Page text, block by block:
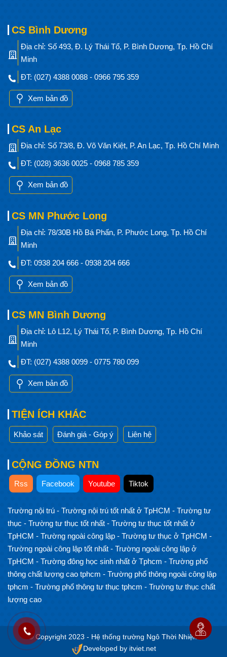
CS Bình Dương
Địa chỉ: Số 493, Đ. Lý Thái Tổ, P. Bình Dương, Tp. Hồ Chí
Minh
ĐT: (027) 4388 0088 - 0966 795 359
Xem bản đồ
CS An Lạc
Địa chỉ: Số 73/8, Đ. Võ Văn Kiệt, P. An Lạc, Tp. Hồ Chí Minh
ĐT: (028) 3636 0025 - 0968 785 359
Xem bản đồ
CS MN Phước Long
Địa chỉ: 78/30B Hồ Bá Phấn, P. Phước Long, Tp. Hồ Chí
Minh
ĐT: 0938 204 666 - 0938 204 666
Xem bản đồ
CS MN Bình Dương
Địa chỉ: Lô L12, Lý Thái Tổ, P. Bình Dương, Tp. Hồ Chí
Minh
ĐT: (027) 4388 0099 - 0775 780 099
Xem bản đồ
TIỆN ÍCH KHÁC
Khảo sát Đánh giá - Góp ý Liên hệ
CỘNG ĐỒNG NTN
Rss Facebook Youtube Tiktok
Trường nội trú - Trường nội trú tốt nhất ở TpHCM - Trường tư
thục - Trường tư thục tốt nhất - Trường tư thục tốt nhất ở
TpHCM - Trường ngoài công lập - Trường tư thục ở TpHCM -
Trường ngoài công lập tốt nhất - Trường ngoài công lập ở
TpHCM - Trường đông học sinh nhất ở Tphcm - Trường phổ
thông chất lượng cao tphcm - Trường phổ thông ngoài công lập
tphcm - Trường phổ thông tư thục tphcm - Trường tư thục chất
lượng cao
© Copyright 2023 - Hệ thống trường Ngô Thời Nhiệm
Developed by itviet.net